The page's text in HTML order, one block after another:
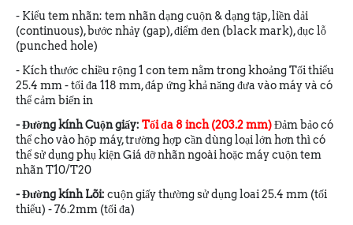
- Kiểu tem nhãn: tem nhãn dạng cuộn & dạng tập, liền dải
(continuous), bước nhảy (gap), điểm đen (black mark), đục lỗ
(punched hole)
- Kích thước chiều rộng 1 con tem nằm trong khoảng Tối thiểu
25.4 mm - tối đa 118 mm, đáp ứng khả năng đưa vào máy và có
thể cảm biến in
- Đường kính Cuộn giấy: Tối đa 8 inch (203.2 mm)Đảm bảo có
thể cho vào hộp máy, trường hợp cần dùng loại lớn hơn thì có
thể sử dụng phụ kiện Giá đỡ nhãn ngoài hoặc máy cuộn tem
nhãn T10/T20
- Đường kính Lõi: cuộn giấy thường sử dụng loai 25.4 mm (tối
thiểu) - 76.2mm (tối đa)